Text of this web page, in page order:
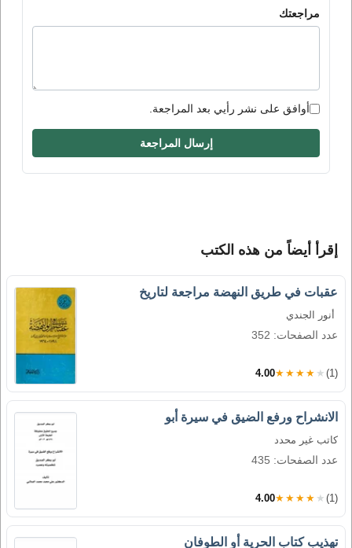
مراجعتك
أوافق على نشر رأيي بعد المراجعة.
إرسال المراجعة
إقرأ أيضاً من هذه الكتب
عقبات في طريق النهضة مراجعة لتاريخ
أنور الجندي
عدد الصفحات: 352
4.00★★★★★ (1)
الانشراح ورفع الضيق في سيرة أبو
كاتب غير محدد
عدد الصفحات: 435
4.00★★★★★ (1)
تهذيب كتاب الحرية أو الطوفان